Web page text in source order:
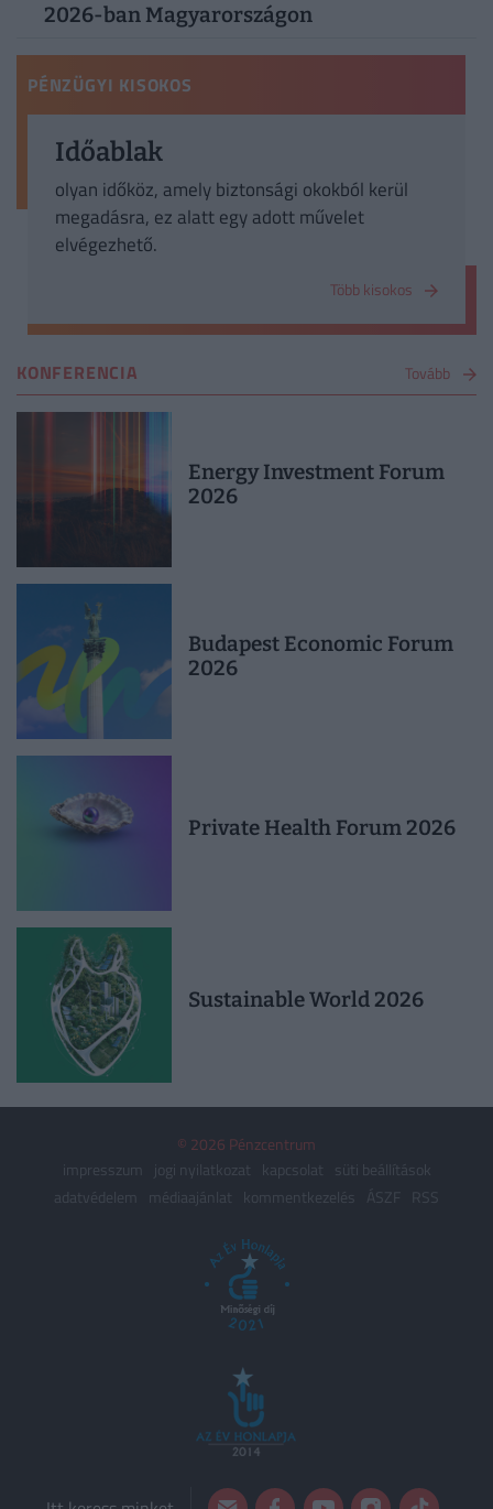
2026-ban Magyarországon
PÉNZÜGYI KISOKOS
Időablak
olyan időköz, amely biztonsági okokból kerül
megadásra, ez alatt egy adott művelet
elvégezhető.
Több kisokos
KONFERENCIA Tovább
Energy Investment Forum
2026
Budapest Economic Forum
2026
Private Health Forum 2026
Sustainable World 2026
© 2026 Pénzcentrum
impresszum
jogi nyilatkozat kapcsolat
süti beállítások
adatvédelem
médiaajánlat kommentkezelés ÁSZF RSS